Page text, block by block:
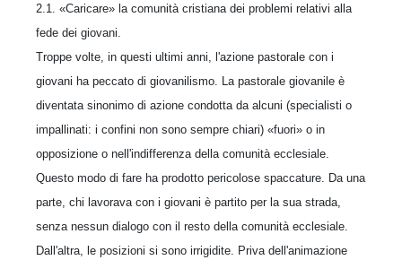
2.1. «Caricare» la comunità cristiana dei problemi relativi alla
fede dei giovani.
Troppe volte, in questi ultimi anni, l'azione pastorale con i
giovani ha peccato di giovanilismo. La pastorale giovanile è
diventata sinonimo di azione condotta da alcuni (specialisti o
impallinati: i confini non sono sempre chiari) «fuori» o in
opposizione o nell'indifferenza della comunità ecclesiale.
Questo modo di fare ha prodotto pericolose spaccature. Da una
parte, chi lavorava con i giovani è partito per la sua strada,
senza nessun dialogo con il resto della comunità ecclesiale.
Dall'altra, le posizioni si sono irrigidite. Priva dell'animazione